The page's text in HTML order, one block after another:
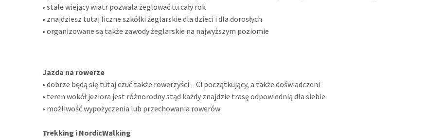
• stale wiejący wiatr pozwala żeglować tu cały rok
• znajdziesz tutaj liczne szkółki żeglarskie dla dzieci i dla dorosłych
• organizowane są także zawody żeglarskie na najwyższym poziomie
Jazda na rowerze
• dobrze będą się tutaj czuć także rowerzyści – Ci początkujący, a także doświadczeni
• teren wokół jeziora jest różnorodny stąd każdy znajdzie trasę odpowiednią dla siebie
• możliwość wypożyczenia lub przechowania rowerów
Trekking i NordicWalking